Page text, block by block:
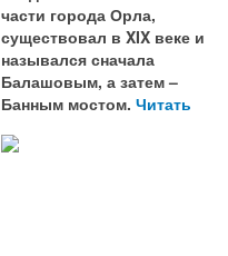
части города Орла,
существовал в XIX веке и
назывался сначала
Балашовым, а затем –
Банным мостом. Читать